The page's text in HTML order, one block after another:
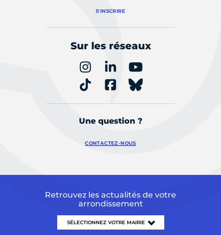
S'INSCRIRE
Sur les réseaux
Une question ?
CONTACTEZ-NOUS
Retrouvez les actualités de votre
arrondissement